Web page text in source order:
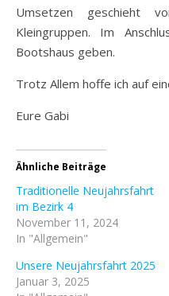
Umsetzen geschieht
Kleingruppen. Im
Bootshaus geben.
Trotz Allem hoffe ich auf
Eure Gabi
Ähnliche Beiträge
Traditionelle Neujahrsfahrt
im Bezirk 4
November 11, 2024
In "Allgemein"
Unsere Neujahrsfahrt 2025
Januar 3, 2025